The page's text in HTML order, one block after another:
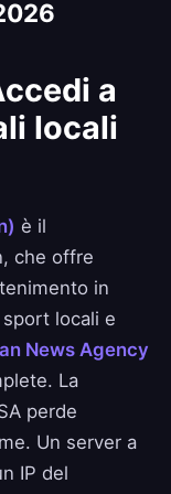
a
locali
è il
che offre
in
locali e
News Agency
La
perde
Un server a
IP del